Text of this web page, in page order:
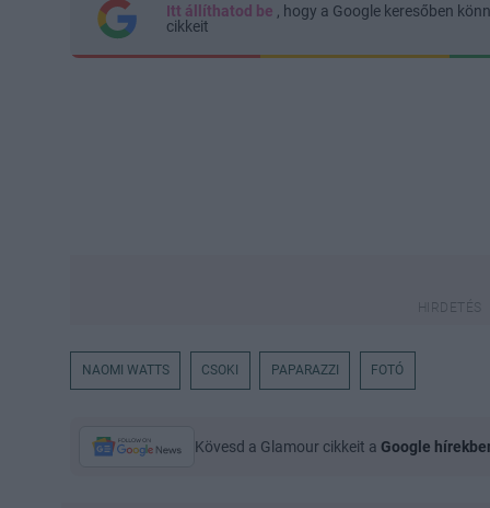
Itt állíthatod be , hogy a Google keresőben
cikkeit
NAOMI WATTS CSOKI PAPARAZZI FOTÓ
Kövesd a Glamour cikkeit a Google